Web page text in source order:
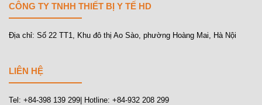
CÔNG TY TNHH THIẾT BỊ Y TẾ HD
Địa chỉ: Số 22 TT1, Khu đô thị Ao Sào, phường Hoàng Mai, Hà Nội
LIÊN HỆ
Tel: +84-398 139 299| Hotline: +84-932 208 299